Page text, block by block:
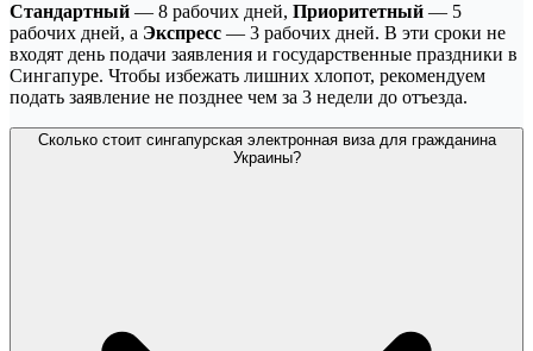
Стандартный — 8 рабочих дней, Приоритетный — 5
рабочих дней, а Экспресс — 3 рабочих дней. В эти сроки не
входят день подачи заявления и государственные праздники в
Сингапуре. Чтобы избежать лишних хлопот, рекомендуем
подать заявление не позднее чем за 3 недели до отъезда.
Сколько стоит сингапурская электронная виза для гражданина
Украины?